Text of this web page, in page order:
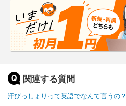
関連する質問
汗びっしょりって英語でなんて言うの？